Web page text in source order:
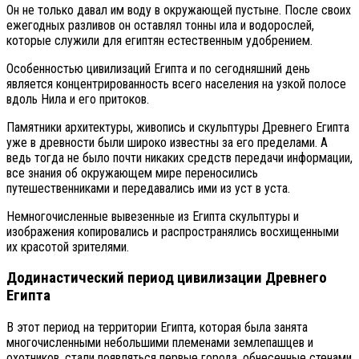
Он не только давал им воду в окружающей пустыне. После своих
ежегодных разливов он оставлял тонны ила и водорослей,
которые служили для египтян естественным удобрением.
Особенностью цивилизаций Египта и по сегодняшний день
является концентрированность всего населения на узкой полосе
вдоль Нила и его притоков.
Памятники архитектуры, живопись и скульптуры Древнего Египта
уже в древности были широко известны за его пределами. А
ведь тогда не было почти никаких средств передачи информации,
все знания об окружающем мире переносились
путешественниками и передавались ими из уст в уста.
Немногочисленные вывезенные из Египта скульптуры и
изображения копировались и распространялись восхищенными
их красотой зрителями.
Додинастический период цивилизации Древнего
Египта
В этот период на территории Египта, которая была занята
многочисленными небольшими племенами землепашцев и